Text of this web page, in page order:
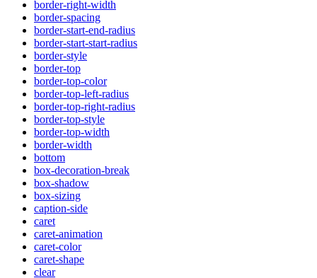
border-right-width
border-spacing
border-start-end-radius
border-start-start-radius
border-style
border-top
border-top-color
border-top-left-radius
border-top-right-radius
border-top-style
border-top-width
border-width
bottom
box-decoration-break
box-shadow
box-sizing
caption-side
caret
caret-animation
caret-color
caret-shape
clear